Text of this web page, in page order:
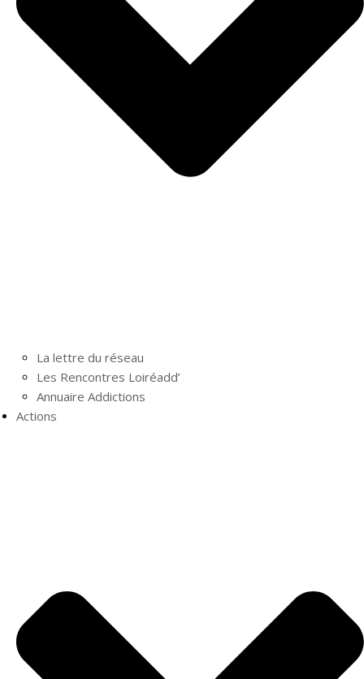
La lettre du réseau
Les Rencontres Loiréadd’
Annuaire Addictions
Actions